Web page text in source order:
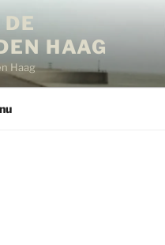
HAAG
Haag